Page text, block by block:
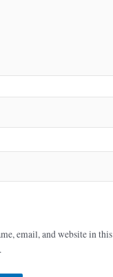
email, and website in